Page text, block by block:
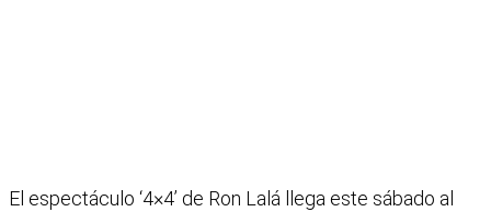
El espectáculo ‘4×4’ de Ron Lalá llega este sábado al